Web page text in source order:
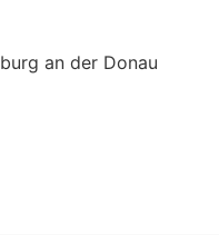
an der Donau